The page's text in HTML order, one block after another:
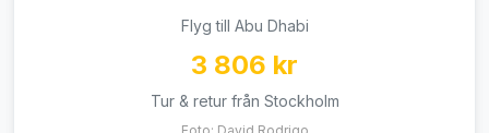
Flyg till Abu Dhabi
3 806 kr
Tur & retur från Stockholm